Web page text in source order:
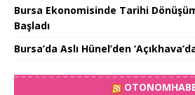
Bursa Ekonomisinde Tarihi
Başladı
Bursa’da Aslı Hünel’den